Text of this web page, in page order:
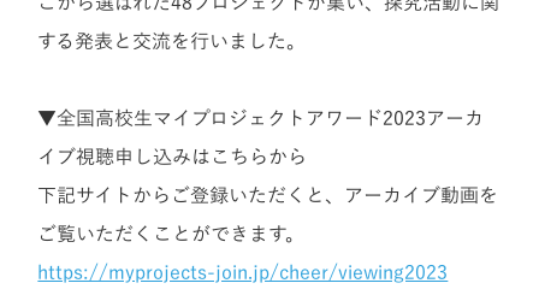
する発表と交流を行いました。
▼全国高校生マイプロジェクトアワード2023アーカ
イブ視聴申し込みはこちらから
下記サイトからご登録いただくと、アーカイブ動画を
ご覧いただくことができます。
https://myprojects-join.jp/cheer/viewing2023